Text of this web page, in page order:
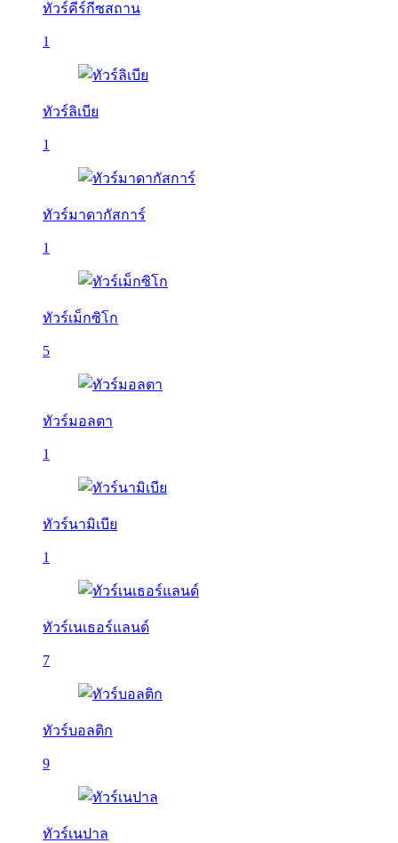
ทัวร์คีร์กีซสถาน
1
ทัวร์ลิเบีย
1
ทัวร์มาดากัสการ์
1
ทัวร์เม็กซิโก
5
ทัวร์มอลตา
1
ทัวร์นามิเบีย
1
ทัวร์เนเธอร์แลนด์
7
ทัวร์บอลติก
9
ทัวร์เนปาล